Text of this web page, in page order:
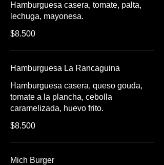
Hamburguesa casera, tomate, palta,
lechuga, mayonesa.
$8.500
Hamburguesa La Rancaguina
Hamburguesa casera, queso gouda,
tomate a la plancha, cebolla
$8.500
Mich Burger